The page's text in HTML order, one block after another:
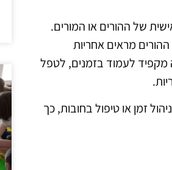
של ההורים או המורים.
מראים אחריות
מקפיד לעמוד בזמנים, לטפל
זמן או טיפול בחובות, כך